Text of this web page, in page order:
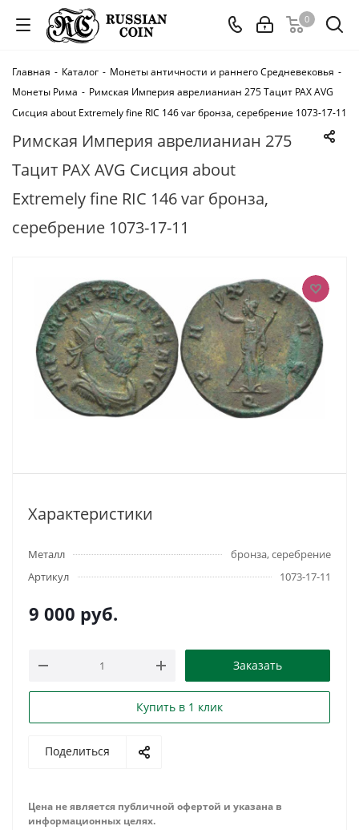
0
Главная - Каталог - Монеты античности и раннего Средневековья -
Монеты Рима - Римская Империя аврелианиан 275 Тацит PAX AVG
Сисция about Extremely fine RIC 146 var бронза, серебрение 1073-17-11
Римская Империя аврелианиан 275
Тацит PAX AVG Сисция about
Extremely fine RIC 146 var бронза,
серебрение 1073-17-11
Характеристики
Металл
бронза, серебрение
Артикул
1073-17-11
9 000 руб.
Заказать
Купить в 1 клик
Поделиться
Цена не является публичной офертой и указана в
информационных целях.